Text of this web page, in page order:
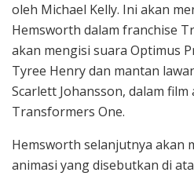
oleh Michael Kelly. Ini akan
Hemsworth dalam franchise
akan mengisi suara Optimus
Tyree Henry dan mantan
Scarlett Johansson, dalam
Transformers One.
Hemsworth selanjutnya akan
animasi yang disebutkan di